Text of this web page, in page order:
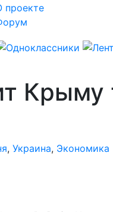
проекте
, Украина, Экономика